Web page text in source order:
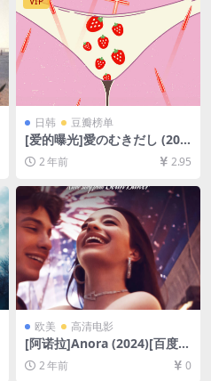
日韩 豆瓣榜单
[爱的曝光]愛のむきだし (200
8)[百度网盘+夸克网盘1080P
超清未删减资源][网盘在线播
放/下载][MP4/15GB][中文字
幕]
2 年前 2.95
欧美 高清电影
[阿诺拉]Anora (2024)[百度网
盘+夸克网盘1080P超清未删
减资源][网盘在线播放/下载]
2 年前 0